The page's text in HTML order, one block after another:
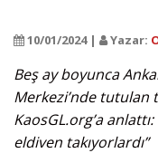
10/01/2024 | Yazar:
Beş ay boyunca
Merkezi’nde tutulan
KaosGL.org’a
eldiven takıyorlardı”